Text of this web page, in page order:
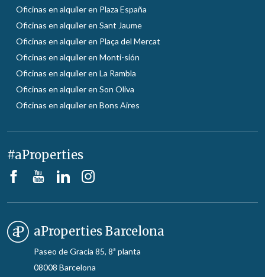
Oficinas en alquiler en Plaza España
Oficinas en alquiler en Sant Jaume
Oficinas en alquiler en Plaça del Mercat
Oficinas en alquiler en Monti-sión
Oficinas en alquiler en La Rambla
Oficinas en alquiler en Son Oliva
Oficinas en alquiler en Bons Aires
#aProperties
aProperties Barcelona
Paseo de Gracia 85, 8ª planta
08008 Barcelona